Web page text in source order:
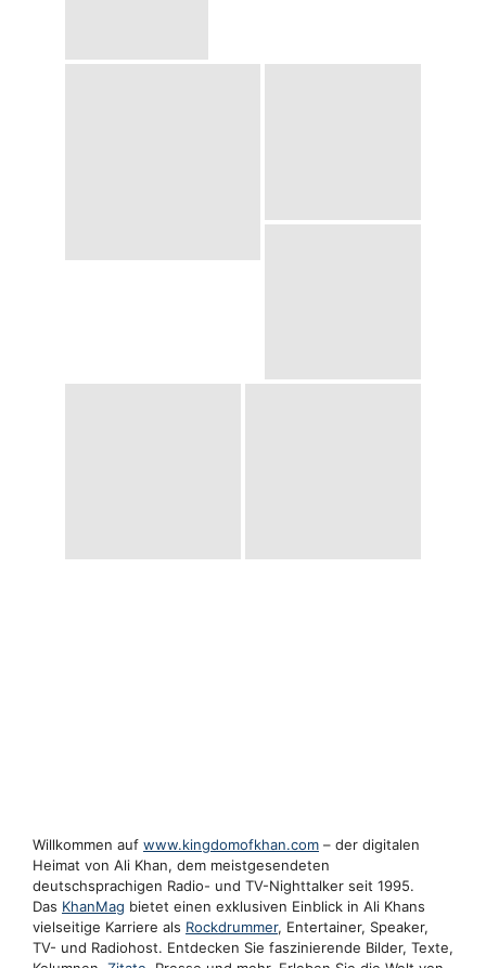
Willkommen auf www.kingdomofkhan.com – der digitalen
Heimat von Ali Khan, dem meistgesendeten
deutschsprachigen Radio- und TV-Nighttalker seit 1995.
Das KhanMag bietet einen exklusiven Einblick in Ali Khans
vielseitige Karriere als Rockdrummer, Entertainer, Speaker,
TV- und Radiohost. Entdecken Sie faszinierende Bilder, Texte,